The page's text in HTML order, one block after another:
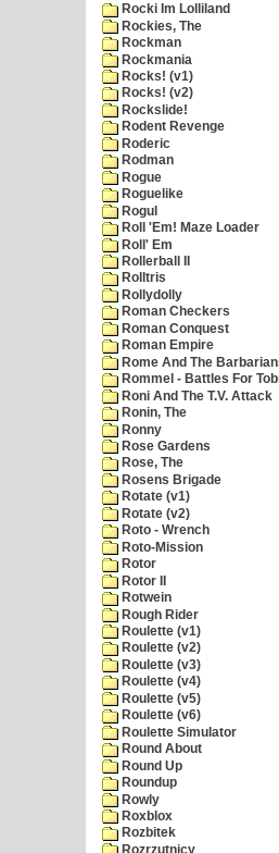
Rocki Im Lolliland
Rockies, The
Rockman
Rockmania
Rocks! (v1)
Rocks! (v2)
Rockslide!
Rodent Revenge
Roderic
Rodman
Rogue
Roguelike
Rogul
Roll 'Em! Maze Loader
Roll' Em
Rollerball II
Rolltris
Rollydolly
Roman Checkers
Roman Conquest
Roman Empire
Rome And The
Rommel - Battles For
Roni And The T.V. Attack
Ronin, The
Ronny
Rose Gardens
Rose, The
Rosens Brigade
Rotate (v1)
Rotate (v2)
Roto - Wrench
Roto-Mission
Rotor
Rotor II
Rotwein
Rough Rider
Roulette (v1)
Roulette (v2)
Roulette (v3)
Roulette (v4)
Roulette (v5)
Roulette (v6)
Roulette Simulator
Round About
Round Up
Roundup
Rowly
Roxblox
Rozbitek
Rozrzutnicy